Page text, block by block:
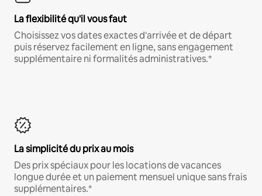
La flexibilité qu'il vous faut
Choisissez vos dates exactes d'arrivée et de départ
puis réservez facilement en ligne, sans engagement
supplémentaire ni formalités administratives.*
La simplicité du prix au mois
Des prix spéciaux pour les locations de vacances
longue durée et un paiement mensuel unique sans frais
supplémentaires.*